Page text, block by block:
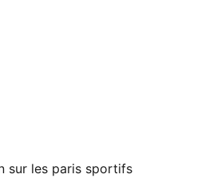
sur les paris sportifs